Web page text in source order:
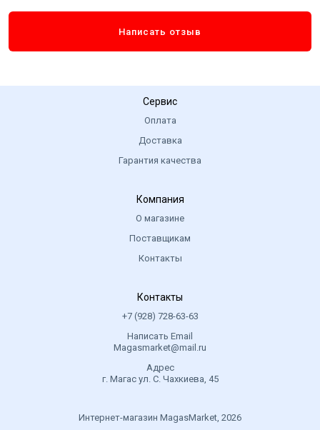
Написать отзыв
Сервис
Оплата
Доставка
Гарантия качества
Компания
О магазине
Поставщикам
Контакты
Контакты
+7 (928) 728-63-63
Написать Email
Magasmarket@mail.ru
Адрес
г. Магас ул. С. Чахкиева, 45
Интернет-магазин MagasMarket, 2026